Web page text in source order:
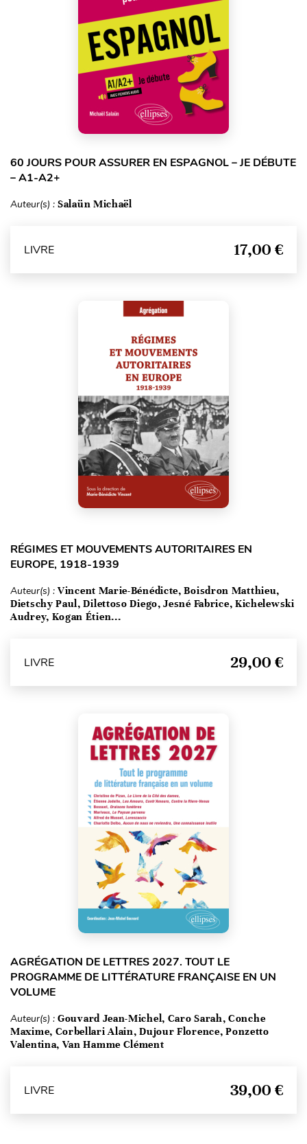
60 JOURS POUR ASSURER EN ESPAGNOL – JE DÉBUTE
– A1-A2+
Auteur(s) : Salaün Michaël
LIVRE 17,00 €
RÉGIMES ET MOUVEMENTS AUTORITAIRES EN
EUROPE, 1918-1939
Auteur(s) : Vincent Marie-Bénédicte, Boisdron Matthieu,
Dietschy Paul, Dilettoso Diego, Jesné Fabrice, Kichelewski
Audrey, Kogan Étien...
LIVRE 29,00 €
AGRÉGATION DE LETTRES 2027. TOUT LE
PROGRAMME DE LITTÉRATURE FRANÇAISE EN UN
VOLUME
Auteur(s) : Gouvard Jean-Michel, Caro Sarah, Conche
Maxime, Corbellari Alain, Dujour Florence, Ponzetto
Valentina, Van Hamme Clément
LIVRE 39,00 €